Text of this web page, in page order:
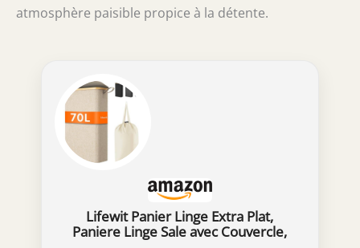
atmosphère paisible propice à la détente.
Lifewit Panier Linge Extra Plat,
Paniere Linge Sale avec Couvercle,